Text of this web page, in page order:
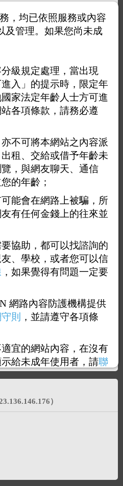
5 6 8 >>
）
，均已依照服務或內容
及管理。如果您尚未成
級規定處理，當出現
進入」的提示時，限定年
家法定年齡人士方可進
各項條款，請務必遵
不可將本網站之內容派
租、交給或借予年齡未
，與網友聊天、通信
的年齡；
能會在網路上被騙，所
有任何金錢上的往來並
協助，都可以找諮詢的
、學校，或者您可以信
，如果覺得有問題一定要
網路內容防護機構提供
則
，並請遵守各項條
宜的網站內容，在沒有
給未成年使用者，請聯